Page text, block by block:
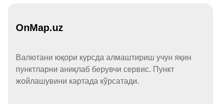
OnMap.uz
Валютани юқори курсда алмаштириш учун яқин
пунктларни аниқлаб берувчи сервис. Пункт
жойлашувини картада кўрсатади.